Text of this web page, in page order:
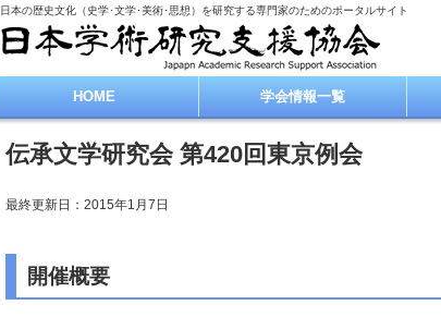
日本の歴史文化（史学･文学･美術･思想）を研究する専門家のためのポータルサイト
HOME 学会情報一覧
伝承文学研究会 第420回東京例会
最終更新日：2015年1月7日
開催概要